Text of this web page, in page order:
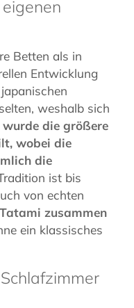
Betten als in
Entwicklung
weshalb sich
die größere
wobei die
die
ist bis
von echten
zusammen
ein klassisches